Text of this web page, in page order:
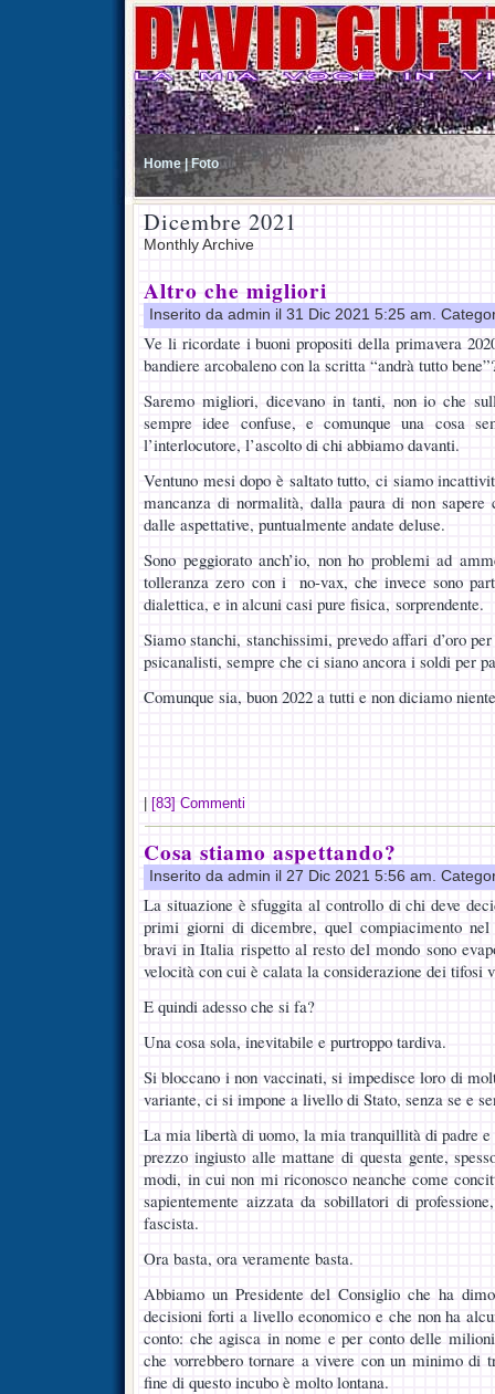
Home | Foto
Dicembre 2021
Monthly Archive
Altro che migliori
Inserito da admin il 31 Dic 2021 5:25 am.
Ve li ricordate i buoni propositi della primavera
bandiere arcobaleno con la scritta “andrà tutto
Saremo migliori, dicevano in tanti, non io che
sempre idee confuse, e comunque una cosa
l’interlocutore, l’ascolto di chi abbiamo davanti.
Ventuno mesi dopo è saltato tutto, ci siamo
mancanza di normalità, dalla paura di non
dalle aspettative, puntualmente andate deluse.
Sono peggiorato anch’io, non ho problemi ad
tolleranza zero con i no-vax, che invece sono
dialettica, e in alcuni casi pure fisica, sorprendente.
Siamo stanchi, stanchissimi, prevedo affari d’oro
psicanalisti, sempre che ci siano ancora i soldi per
Comunque sia, buon 2022 a tutti e non diciamo
[83] Commenti
Cosa stiamo aspettando?
Inserito da admin il 27 Dic 2021 5:56 am.
La situazione è sfuggita al controllo di chi deve
primi giorni di dicembre, quel compiacimento
bravi in Italia rispetto al resto del mondo sono
velocità con cui è calata la considerazione dei tifosi
E quindi adesso che si fa?
Una cosa sola, inevitabile e purtroppo tardiva.
Si bloccano i non vaccinati, si impedisce loro di
variante, ci si impone a livello di Stato, senza se e
La mia libertà di uomo, la mia tranquillità di padre e
prezzo ingiusto alle mattane di questa gente,
modi, in cui non mi riconosco neanche come
sapientemente aizzata da sobillatori di
fascista.
Ora basta, ora veramente basta.
Abbiamo un Presidente del Consiglio che ha
decisioni forti a livello economico e che non ha
conto: che agisca in nome e per conto delle
che vorrebbero tornare a vivere con un minimo di
fine di questo incubo è molto lontana.